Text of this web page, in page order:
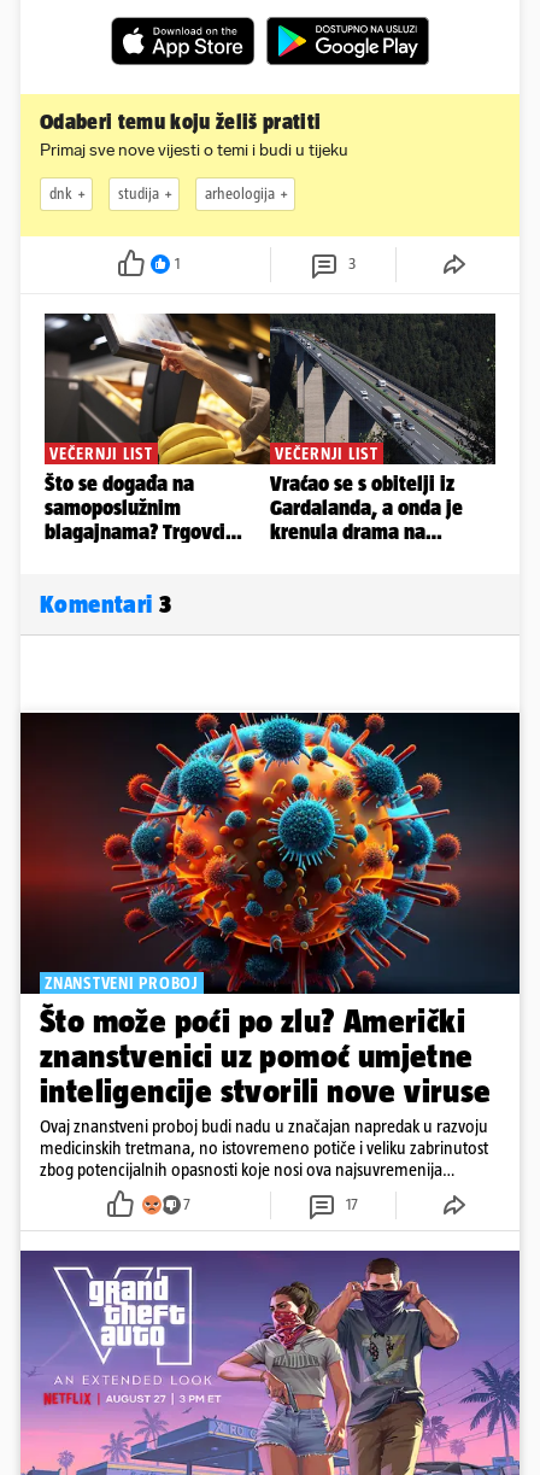
Odaberi temu koju želiš pratiti
Primaj sve nove vijesti o temi i budi u tijeku
dnk studija arheologija
1 3
Komentari 3
ZNANSTVENI PROBOJ
Što može poći po zlu? Američki
znanstvenici uz pomoć umjetne
inteligencije stvorili nove viruse
Ovaj znanstveni proboj budi nadu u značajan napredak u razvoju
medicinskih tretmana, no istovremeno potiče i veliku zabrinutost
zbog potencijalnih opasnosti koje nosi ova najsuvremenija
tehnologija.
7 17